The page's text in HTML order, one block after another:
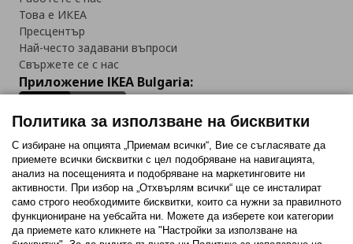
Това е ИКЕА
Пресцентър
Най-често задавани въпроси
Свържете се с нас
Приложение IKEA Bulgaria:
Последвайте ни:
FacebookTwitterYoutubePinterestInstagram
Политика за използване на бисквитки
С избиране на опцията „Приемам всички“, Вие се съгласявате да
приемете всички бисквитки с цел подобряване на навигацията,
анализ на посещенията и подобряване на маркетинговите ни
активности. При избор на „Отхвърлям всички“ ще се инсталират
само строго необходимитe бисквитки, които са нужни за правилното
функциониране на уебсайта ни. Можете да изберете кои категории
да приемете като кликнете на "Настройки за използване на